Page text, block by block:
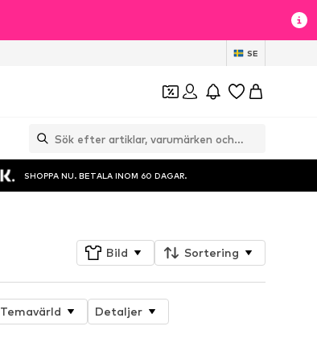
SE
SHOPPA NU. BETALA INOM 60 DAGAR.
Bild Sortering
Temavärld
Detaljer